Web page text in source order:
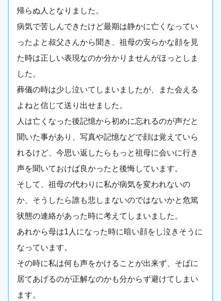
帰らぬ人となりました。
病気で苦しんできたけど最期は静かに亡くなってい
ったよと叔父さんから聞き、祖母の安らかな顔を見
た時は正しい表現なのか分かりませんがほっとしま
した。
葬儀の時は少し泣いてしまいましたが、また会える
よねと信じて送り出せました。
人は亡くなった後記憶から初めに忘れるのが声だと
聞いた事があり、写真や記憶などで顔は覚えていら
れるけど、今思い返したらもっと祖母に会いに行き
声を聞いておけば良かったと後悔しています。
そして、祖母の代わりに私が病気を変われないの
か、そうしたら誰も悲しまないのではないかと危篤
状態の連絡があった時に考えてしまいました。
あれから母は1人になった時に暗い顔をし泣きそうに
なっています。
その時に私は何も声をかけることが出来ず、そばに
居てあげるのが正解なのかも分からず避けてしまい
ます。